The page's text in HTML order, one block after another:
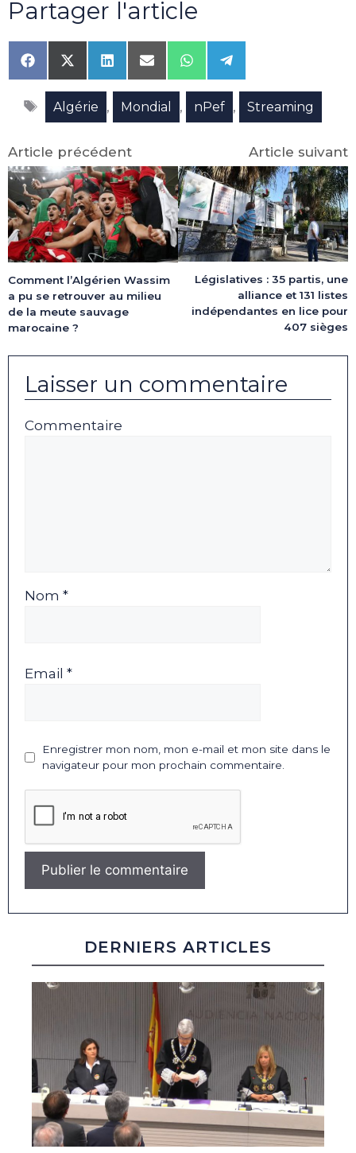
Partager l'article
Share
on
Facebook
Share
on
X
(Twitter)
Share
on
LinkedIn
Share
on
Email
Share
on
WhatsApp
Share
on
Telegram
Étiquettes
Algérie , Mondial , nPef , Streaming
Article précédent
Comment l’Algérien Wassim
a pu se retrouver au milieu
de la meute sauvage
marocaine ?
Article suivant
Législatives : 35 partis, une
alliance et 131 listes
indépendantes en lice pour
407 sièges
Laisser un commentaire
Commentaire
Nom *
Email *
Enregistrer mon nom, mon e-mail et mon site dans le
navigateur pour mon prochain commentaire.
DERNIERS ARTICLES